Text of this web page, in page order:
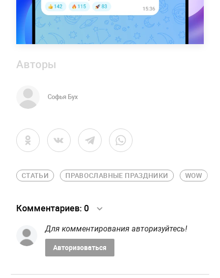
Авторы
Софья Бух
СТАТЬИ ПРАВОСЛАВНЫЕ ПРАЗДНИКИ WOW
Комментариев: 0
Для комментирования авторизуйтесь!
Авторизоваться